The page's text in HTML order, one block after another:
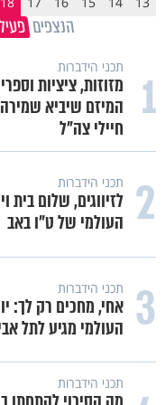
הנצפים
1 תכני הידברות
מזוזות, ציציות
המיזם שיביא
חיילי צה"ל
2 תכני הידברות
לזיווגים, שלום
העולמי של ט"ו באב
3 תכני הידברות
אחי, מחכים רק לך:
העולמי מגיע לתל
תכני הידברות